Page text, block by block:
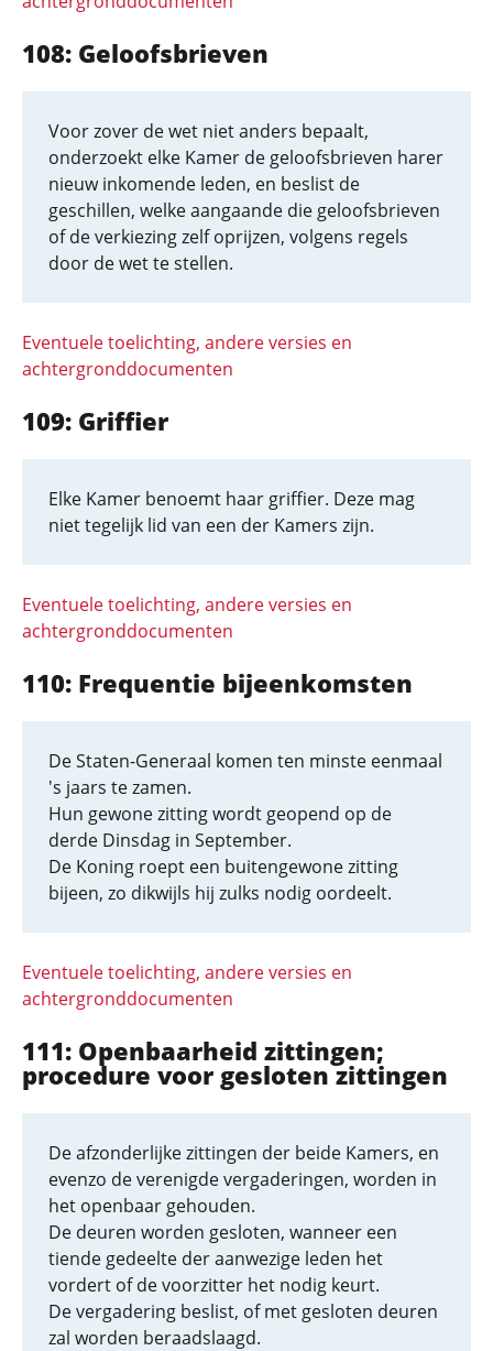
108: Geloofsbrieven
Voor zover de wet niet anders bepaalt,
onderzoekt elke Kamer de geloofsbrieven harer
nieuw inkomende leden, en beslist de
geschillen, welke aangaande die geloofsbrieven
of de verkiezing zelf oprijzen, volgens regels
door de wet te stellen.
Eventuele toelichting, andere versies en
achtergronddocumenten
109: Griffier
Elke Kamer benoemt haar griffier. Deze mag
niet tegelijk lid van een der Kamers zijn.
Eventuele toelichting, andere versies en
achtergronddocumenten
110: Frequentie bijeenkomsten
De Staten-Generaal komen ten minste eenmaal
's jaars te zamen.
Hun gewone zitting wordt geopend op de
derde Dinsdag in September.
De Koning roept een buitengewone zitting
bijeen, zo dikwijls hij zulks nodig oordeelt.
Eventuele toelichting, andere versies en
achtergronddocumenten
111: Openbaarheid zittingen;
procedure voor gesloten zittingen
De afzonderlijke zittingen der beide Kamers, en
evenzo de verenigde vergaderingen, worden in
het openbaar gehouden.
De deuren worden gesloten, wanneer een
tiende gedeelte der aanwezige leden het
vordert of de voorzitter het nodig keurt.
De vergadering beslist, of met gesloten deuren
zal worden beraadslaagd.